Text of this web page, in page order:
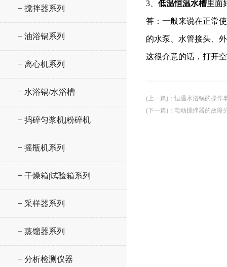
+ 搅拌器系列
+ 油浴锅系列
+ 离心机系列
+ 水浴锅/水浴槽
+ 捣碎匀浆机|粉碎机
+ 摇瓶机系列
+ 干燥箱|试验箱系列
+ 采样器系列
+ 蒸馏器系列
+ 分析检测仪器
3、 低温恒温水槽里面
答：一般来说在正常
的水泵、水管接头、
这很介意的话，打开
(上一篇) ： 恒温水浴锅的操作
(下一篇) ： 电动搅拌器的故障